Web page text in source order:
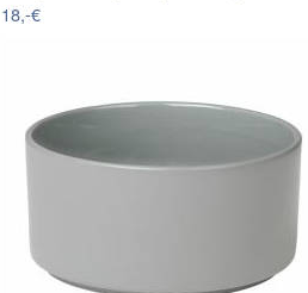
18,-€